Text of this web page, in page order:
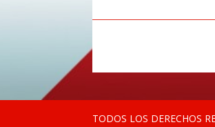
TODOS LOS DERECHOS